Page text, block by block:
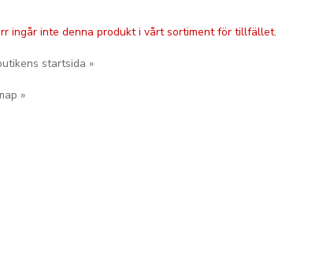
ingår inte denna produkt i vårt sortiment för tillfället.
startsida »
»